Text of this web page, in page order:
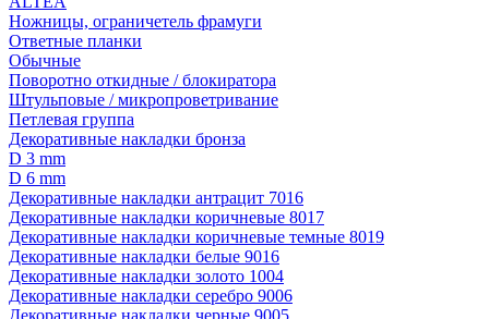
Ножницы, ограничетель фрамуги
Ответные планки
Обычные
Поворотно откидные / блокиратора
Штульповые / микропроветривание
Петлевая группа
Декоративные накладки бронза
D 3 mm
D 6 mm
Декоративные накладки антрацит 7016
Декоративные накладки коричневые 8017
Декоративные накладки коричневые темные 8019
Декоративные накладки белые 9016
Декоративные накладки золото 1004
Декоративные накладки серебро 9006
Декоративные накладки черные 9005